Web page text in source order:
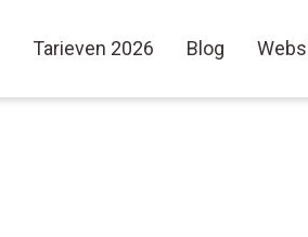
Tarieven 2026 Blog